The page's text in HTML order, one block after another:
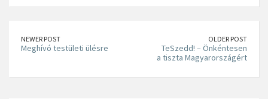
NEWER POST
Meghívó testületi ülésre
OLDER POST
TeSzedd! – Önkéntesen
a tiszta Magyarországért